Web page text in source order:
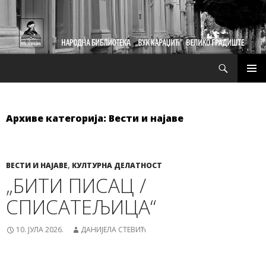
Архиве категорија: Вести и најаве
ВЕСТИ И НАЈАВЕ, КУЛТУРНА ДЕЛАТНОСТ
„БИТИ ПИСАЦ /
СПИСАТЕЉИЦА“
10. ЈУЛА 2026. ДАНИЈЕЛА СТЕВИЋ